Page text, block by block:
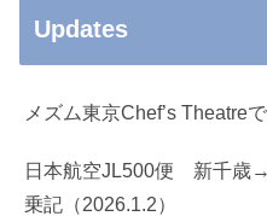
Updates
メズム東京Chef’s Theatre
日本航空JL500便 新千歳
乗記（2026.1.2）